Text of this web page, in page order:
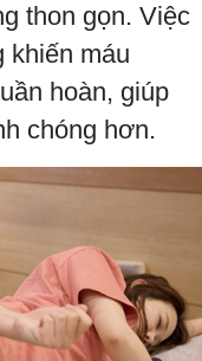
thon gọn. Việc
khiến máu
hoàn, giúp
chóng hơn.